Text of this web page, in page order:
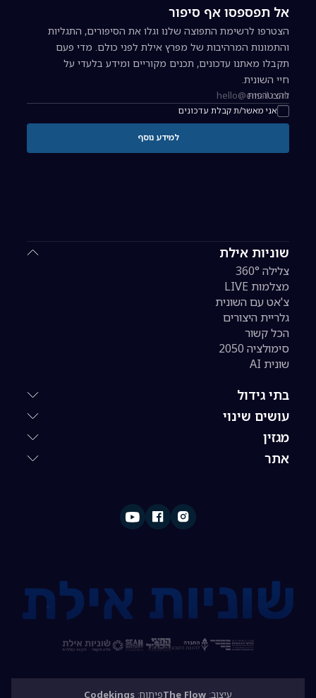
שוניות אילת
צלילה 360°
מצלמות LIVE
צ'אט עם השונית
גלריית היצורים
הכל קשור
סימולציה 2050
שונית AI
בתי גידול
עושים שינוי
מגזין
אתר
אל תפספסו אף סיפור
הצטרפו לרשימת התפוצה שלנו וגלו את הסיפורים, התגליות
והתמונות המרהיבות של מפרץ אילת לפני כולם. מדי פעם
תקבלו מאתנו עדכונים, תכנים מקוריים ומידע בלעדי על
חיי השונית.
כתובת אימייל להרשמה לניוזלטר
אני מאשר/ת קבלת עדכונים
להצטרפות
למידע נוסף
עיצוב: The Flowפיתוח: Codekings